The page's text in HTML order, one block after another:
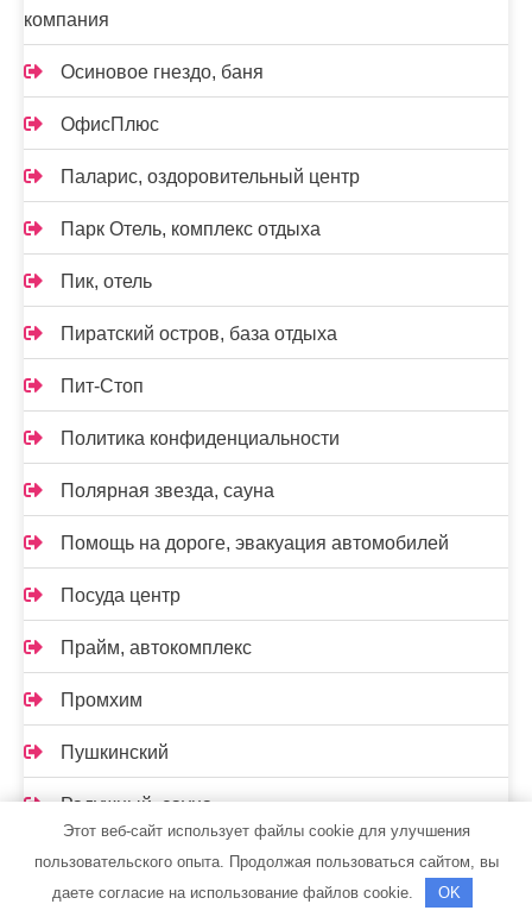
компания
Осиновое гнездо, баня
ОфисПлюс
Паларис, оздоровительный центр
Парк Отель, комплекс отдыха
Пик, отель
Пиратский остров, база отдыха
Пит-Стоп
Политика конфиденциальности
Полярная звезда, сауна
Помощь на дороге, эвакуация автомобилей
Посуда центр
Прайм, автокомплекс
Промхим
Пушкинский
Радужный, сауна
Развал-схождение
Этот веб-сайт использует файлы cookie для улучшения
пользовательского опыта. Продолжая пользоваться сайтом, вы
даете согласие на использование файлов cookie.
OK